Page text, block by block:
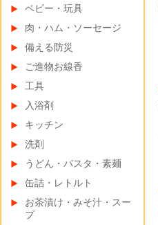
ベビー・玩具
肉・ハム・ソーセージ
備える防災
ご進物お線香
工具
入浴剤
キッチン
洗剤
うどん・パスタ・素麺
缶詰・レトルト
お茶漬け・みそ汁・スー
プ